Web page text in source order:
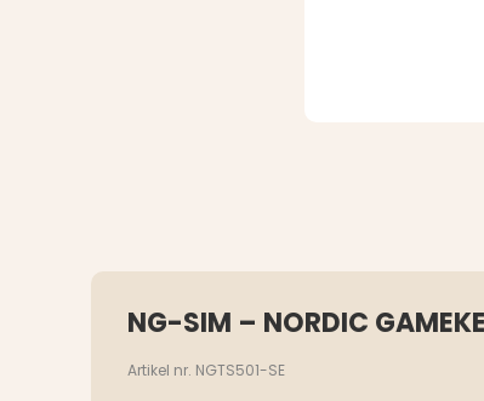
NG-SIM – NORDIC
Artikel nr. NGTS501-SE